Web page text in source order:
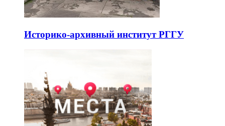
Историко-архивный институт РГГУ